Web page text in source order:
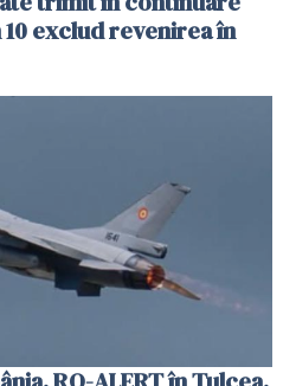
exclud revenirea în